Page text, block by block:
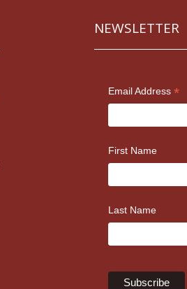
NEWSLETTER
Email Address *
First Name
Last Name